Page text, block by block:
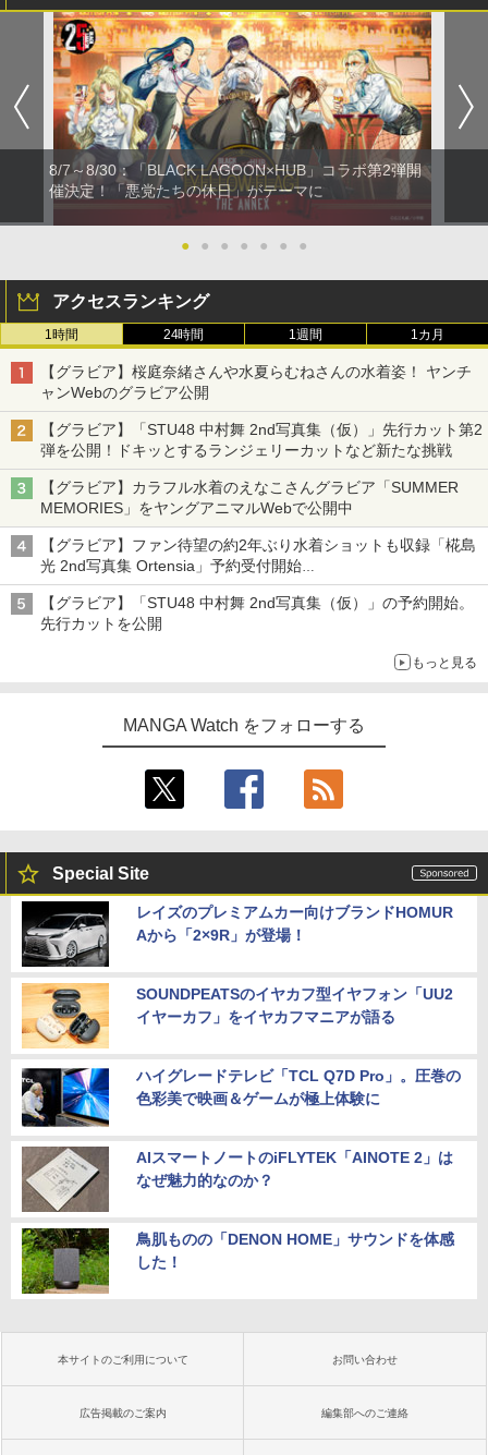
8/7～8/30：「BLACK LAGOON×HUB」コラボ第2弾開
催決定！「悪党たちの休日」がテーマに
● ● ● ● ● ● ●
アクセスランキング
1時間 24時間 1週間 1カ月
【グラビア】桜庭奈緒さんや水夏らむねさんの水着姿！ ヤンチ
ャンWebのグラビア公開
【グラビア】「STU48 中村舞 2nd写真集（仮）」先行カット第2
弾を公開！ドキッとするランジェリーカットなど新たな挑戦
【グラビア】カラフル水着のえなこさんグラビア「SUMMER
MEMORIES」をヤングアニマルWebで公開中
【グラビア】ファン待望の約2年ぶり水着ショットも収録「椛島
光 2nd写真集 Ortensia」予約受付開始
10月30日発売
【グラビア】「STU48 中村舞 2nd写真集（仮）」の予約開始。
先行カットを公開
もっと見る
MANGA Watch をフォローする
Special Site
レイズのプレミアムカー向けブランドHOMUR
Aから「2×9R」が登場！
SOUNDPEATSのイヤカフ型イヤフォン「UU2
イヤーカフ」をイヤカフマニアが語る
ハイグレードテレビ「TCL Q7D Pro」。圧巻の
色彩美で映画＆ゲームが極上体験に
AIスマートノートのiFLYTEK「AINOTE 2」は
なぜ魅力的なのか？
鳥肌ものの「DENON HOME」サウンドを体感
した！
本サイトのご利用について お問い合わせ
広告掲載のご案内 編集部へのご連絡